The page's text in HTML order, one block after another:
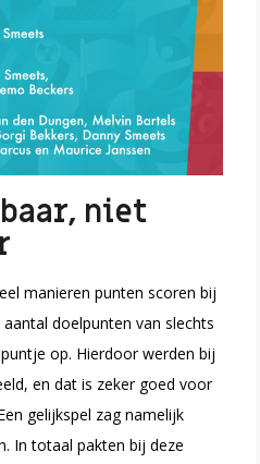
niet
manieren punten scoren bij
doelpunten van slechts
op. Hierdoor werden bij
en dat is zeker goed voor
gelijkspel zag namelijk
In totaal pakten bij deze